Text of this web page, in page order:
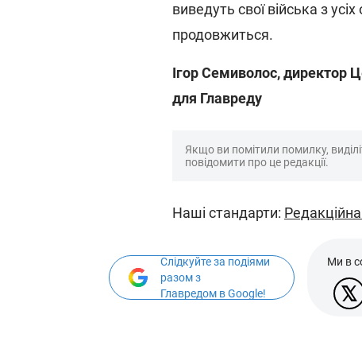
виведуть свої війська з
продовжиться.
Ігор Семиволос, директор
для Главреду
Якщо ви помітили помилку,
повідомити про це редакції.
Наші стандарти:
Слідкуйте за подіями
разом з
Главредом в Google!
Ми в